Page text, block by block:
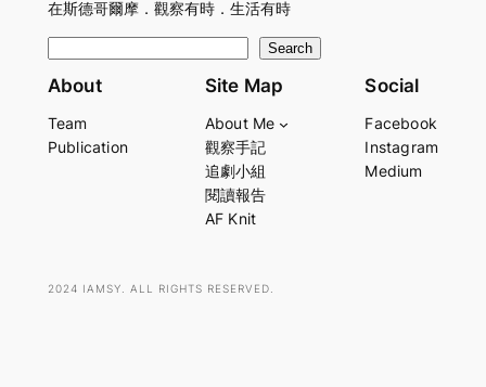
在斯德哥爾摩．觀察有時．生活有時
e
r
Search
About
Team
Publication
Site Map
About Me
觀察手記
追劇小組
閱讀報告
AF Knit
Social
Facebook
Instagram
Medium
2024 IAMSY. ALL RIGHTS RESERVED.